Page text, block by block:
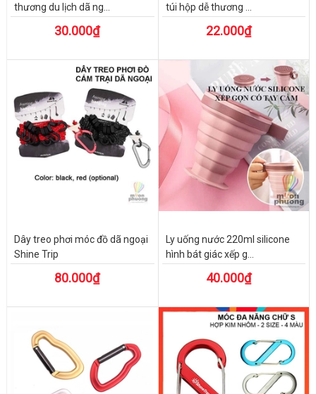
thương du lịch dã ng...
30.000₫
túi hộp dễ thương ...
22.000₫
Dây treo phơi móc đồ dã ngoại
Shine Trip
80.000₫
Ly uống nước 220ml silicone
hình bát giác xếp g...
40.000₫